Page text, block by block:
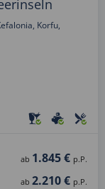
Korfu,
ab 1.845 € p.P.
ab 2.210 € p.P.